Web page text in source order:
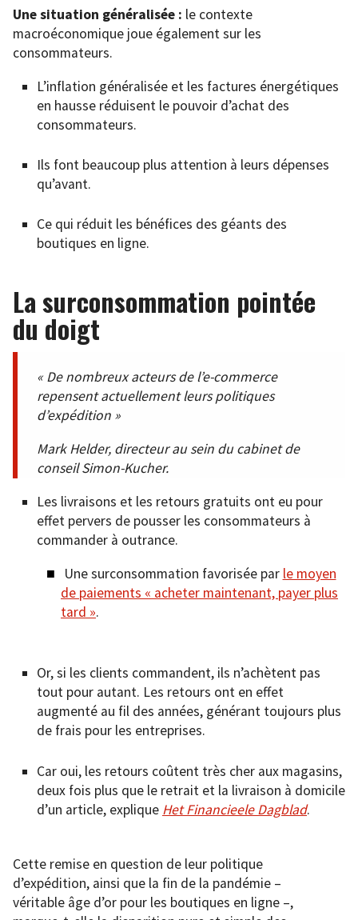
Une situation généralisée : le contexte
macroéconomique joue également sur les
consommateurs.
L’inflation généralisée et les factures énergétiques
en hausse réduisent le pouvoir d’achat des
consommateurs.
Ils font beaucoup plus attention à leurs dépenses
qu’avant.
Ce qui réduit les bénéfices des géants des
boutiques en ligne.
La surconsommation pointée
du doigt
« De nombreux acteurs de l’e-commerce
repensent actuellement leurs politiques
d’expédition »
Mark Helder, directeur au sein du cabinet de
conseil Simon-Kucher.
Les livraisons et les retours gratuits ont eu pour
effet pervers de pousser les consommateurs à
commander à outrance.
Une surconsommation favorisée par le moyen
de paiements « acheter maintenant, payer plus
tard ».
Or, si les clients commandent, ils n’achètent pas
tout pour autant. Les retours ont en effet
augmenté au fil des années, générant toujours plus
de frais pour les entreprises.
Car oui, les retours coûtent très cher aux magasins,
deux fois plus que le retrait et la livraison à domicile
d’un article, explique Het Financieele Dagblad.
Cette remise en question de leur politique
d’expédition, ainsi que la fin de la pandémie –
véritable âge d’or pour les boutiques en ligne –,